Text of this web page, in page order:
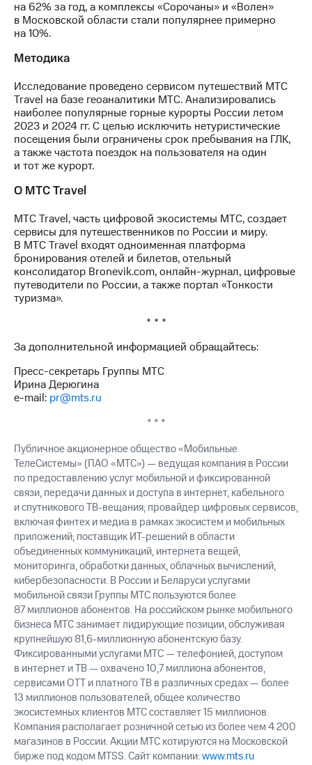
на 62% за год, а комплексы «Сорочаны» и «Волен»
в Московской области стали популярнее примерно
на 10%.
Методика
Исследование проведено сервисом путешествий МТС
Travel на базе геоаналитики МТС. Анализировались
наиболее популярные горные курорты России летом
2023 и 2024 гг. С целью исключить нетуристические
посещения были ограничены срок пребывания на ГЛК,
а также частота поездок на пользователя на один
и тот же курорт.
О МТС Travel
МТС Travel, часть цифровой экосистемы МТС, создает
сервисы для путешественников по России и миру.
В МТС Travel входят одноименная платформа
бронирования отелей и билетов, отельный
консолидатор Bronevik.com, онлайн-журнал, цифровые
путеводители по России, а также портал «Тонкости
туризма».
* * *
За дополнительной информацией обращайтесь:
Пресс-секретарь Группы МТС
Ирина Дерюгина
e-mail: pr@mts.ru
* * *
Публичное акционерное общество «Мобильные
ТелеСистемы» (ПАО «МТС») — ведущая компания в России
по предоставлению услуг мобильной и фиксированной
связи, передачи данных и доступа в интернет, кабельного
и спутникового ТВ-вещания; провайдер цифровых сервисов,
включая финтех и медиа в рамках экосистем и мобильных
приложений; поставщик ИТ-решений в области
объединенных коммуникаций, интернета вещей,
мониторинга, обработки данных, облачных вычислений,
кибербезопасности. В России и Беларуси услугами
мобильной связи Группы МТС пользуются более
87 миллионов абонентов. На российском рынке мобильного
бизнеса МТС занимает лидирующие позиции, обслуживая
крупнейшую 81,6-миллионную абонентскую базу.
Фиксированными услугами МТС — телефонией, доступом
в интернет и ТВ — охвачено 10,7 миллиона абонентов,
сервисами OTT и платного ТВ в различных средах — более
13 миллионов пользователей, общее количество
экосистемных клиентов МТС составляет 15 миллионов.
Компания располагает розничной сетью из более чем 4 200
магазинов в России. Акции МТС котируются на Московской
бирже под кодом MTSS. Сайт компании:www.mts.ru